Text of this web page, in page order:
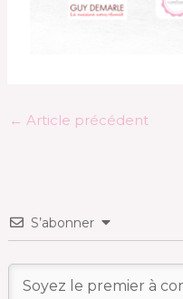
← Article précédent
S’abonner